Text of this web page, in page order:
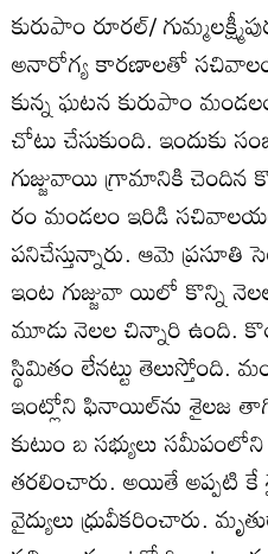
కురుపాం రూరల్‌/
అనారోగ్య కారణాలతో
కున్న ఘటన కురుపాం
చోటు చేసుకుంది. ఇందుకు
గుజ్జువాయి గ్రామానికి చెందిన
రం మండలం ఇరిడి
పనిచేస్తున్నారు. ఆమె ప్రసూతి
ఇంట గుజ్జువా యిలో కొన్ని
మూడు నెలల చిన్నారి ఉంది.
స్థిమితం లేనట్టు
ఇంట్లోని ఫినాయిల్‌ను శైలజ
కుటుం బ సభ్యులు
తరలించారు. అయితే అప్పటి
వైద్యులు ధ్రువీకరించారు.